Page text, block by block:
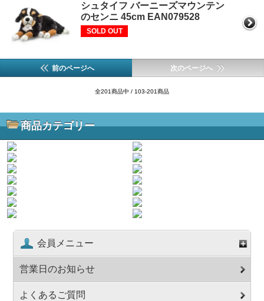
シュタイフ バーニーズマウンテン
のセンニ 45cm EAN079528
SOLD OUT
前のページへ 次のページへ
全201商品中 / 103-201商品
商品カテゴリー
会員メニュー
営業日のお知らせ
よくあるご質問